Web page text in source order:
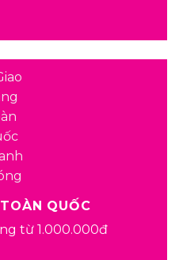
QUỐC
từ 1.000.000đ